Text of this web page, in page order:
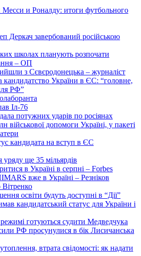
Месси и Роналду: итоги футбольного
Деркач завербований російською
школах планують розпочати
– ОП
з Сєвєродонецька – журналіст
кандидатство України в ЄС: “головне,
РФ”
Іл-76
потужних ударів по росіянах
допомоги Україні, у пакеті
кандидата на вступ в ЄС
ще 35 мільярдів
в Україні в серпні – Forbes
вже в Україні – Резніков
освіти будуть доступні в “Дії”
кандидатський статус для України і
готуються судити Медведчука
РФ просунулися в бік Лисичанська
втрата свідомості: як надати